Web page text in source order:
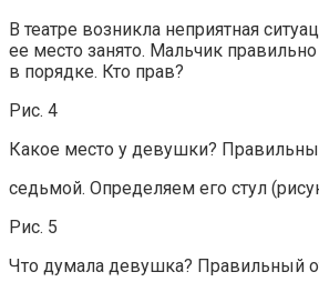
В театре возникла неприятная
ее место занято. Мальчик
в порядке. Кто прав?
Рис. 4
Какое место у девушки?
седьмой. Определяем его стул
Рис. 5
Что думала девушка? Правильный